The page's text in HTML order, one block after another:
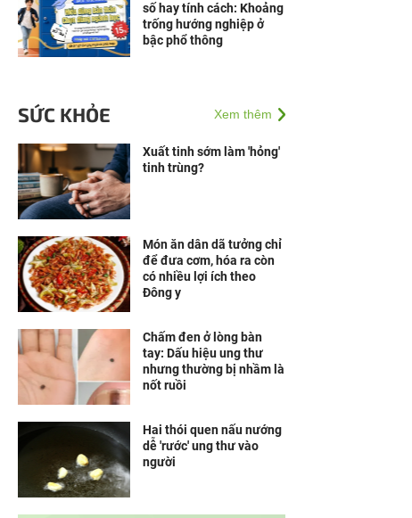
số hay tính cách: Khoảng
trống hướng nghiệp ở
bậc phổ thông
SỨC KHỎE Xem thêm
Xuất tinh sớm làm 'hỏng'
tinh trùng?
Món ăn dân dã tưởng chỉ
để đưa cơm, hóa ra còn
có nhiều lợi ích theo
Đông y
Chấm đen ở lòng bàn
tay: Dấu hiệu ung thư
nhưng thường bị nhầm là
nốt ruồi
Hai thói quen nấu nướng
dễ 'rước' ung thư vào
người